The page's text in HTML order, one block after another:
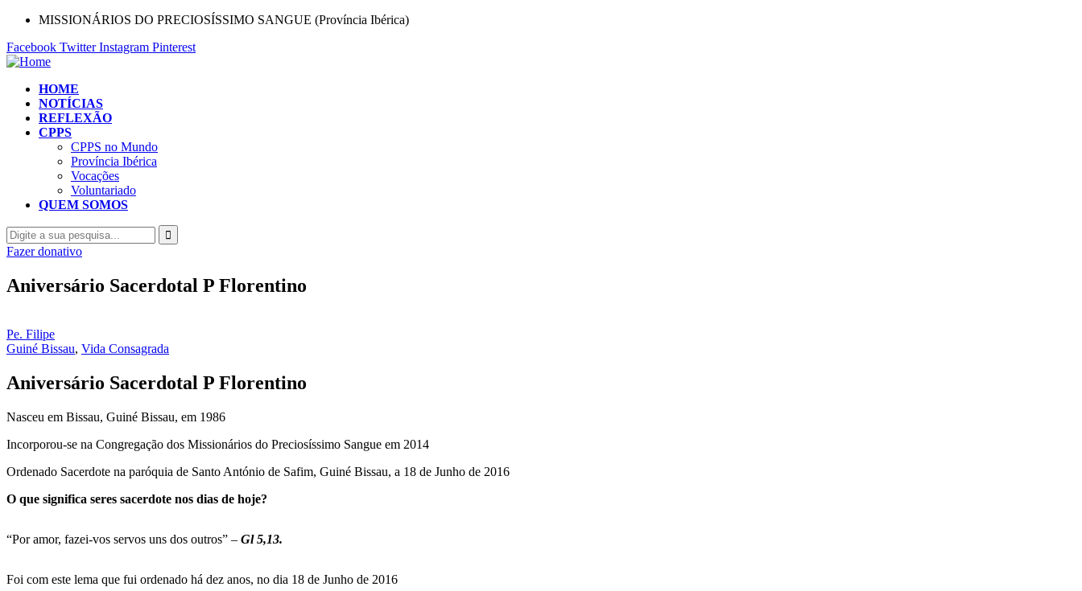
MISSIONÁRIOS DO PRECIOSÍSSIMO SANGUE (Província Ibérica)
Facebook Twitter Instagram Pinterest
HOME
NOTÍCIAS
REFLEXÃO
CPPS
CPPS no Mundo
Província Ibérica
Vocações
Voluntariado
QUEM SOMOS
Fazer donativo
Aniversário Sacerdotal P Florentino
Pe. Filipe
Guiné Bissau, Vida Consagrada
Aniversário Sacerdotal P Florentino
Nasceu em Bissau, Guiné Bissau, em 1986
Incorporou-se na Congregação dos Missionários do Preciosíssimo Sangue em 2014
Ordenado Sacerdote na paróquia de Santo António de Safim, Guiné Bissau, a 18 de Junho de 2016
O que significa seres sacerdote nos dias de hoje?
“Por amor, fazei-vos servos uns dos outros” – Gl 5,13.
Foi com este lema que fui ordenado há dez anos, no dia 18 de Junho de 2016